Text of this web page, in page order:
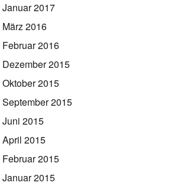
Januar 2017
März 2016
Februar 2016
Dezember 2015
Oktober 2015
September 2015
Juni 2015
April 2015
Februar 2015
Januar 2015